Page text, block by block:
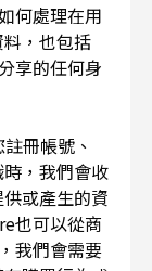
何處理在用
，也包括
享的任何身
冊帳號、
，我們會收
或產生的資
也可以從商
我們會需要